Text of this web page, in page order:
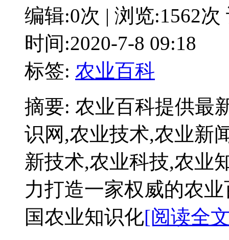
编辑:0次 | 浏览:1562次
时间:2020-7-8 09:18
标签: 农业百科
摘要: 农业百科提供最
识网,农业技术,农业新
新技术,农业科技,农业
力打造一家权威的农
国农业知识化[阅读全